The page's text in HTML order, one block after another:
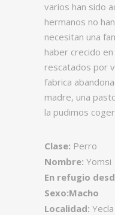
varios han sido
hermanos no
necesitan una
haber crecido
rescatados por
fabrica
madre, una
la pudimos coger
Clase: Perro
Nombre: Yomsi
En refugio
Sexo:Macho
Localidad: